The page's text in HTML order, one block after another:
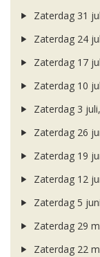
Zaterdag 31
Zaterdag 24
Zaterdag 17
Zaterdag 10
Zaterdag 3
Zaterdag 26
Zaterdag 19
Zaterdag 12
Zaterdag 5
Zaterdag 29
Zaterdag 22